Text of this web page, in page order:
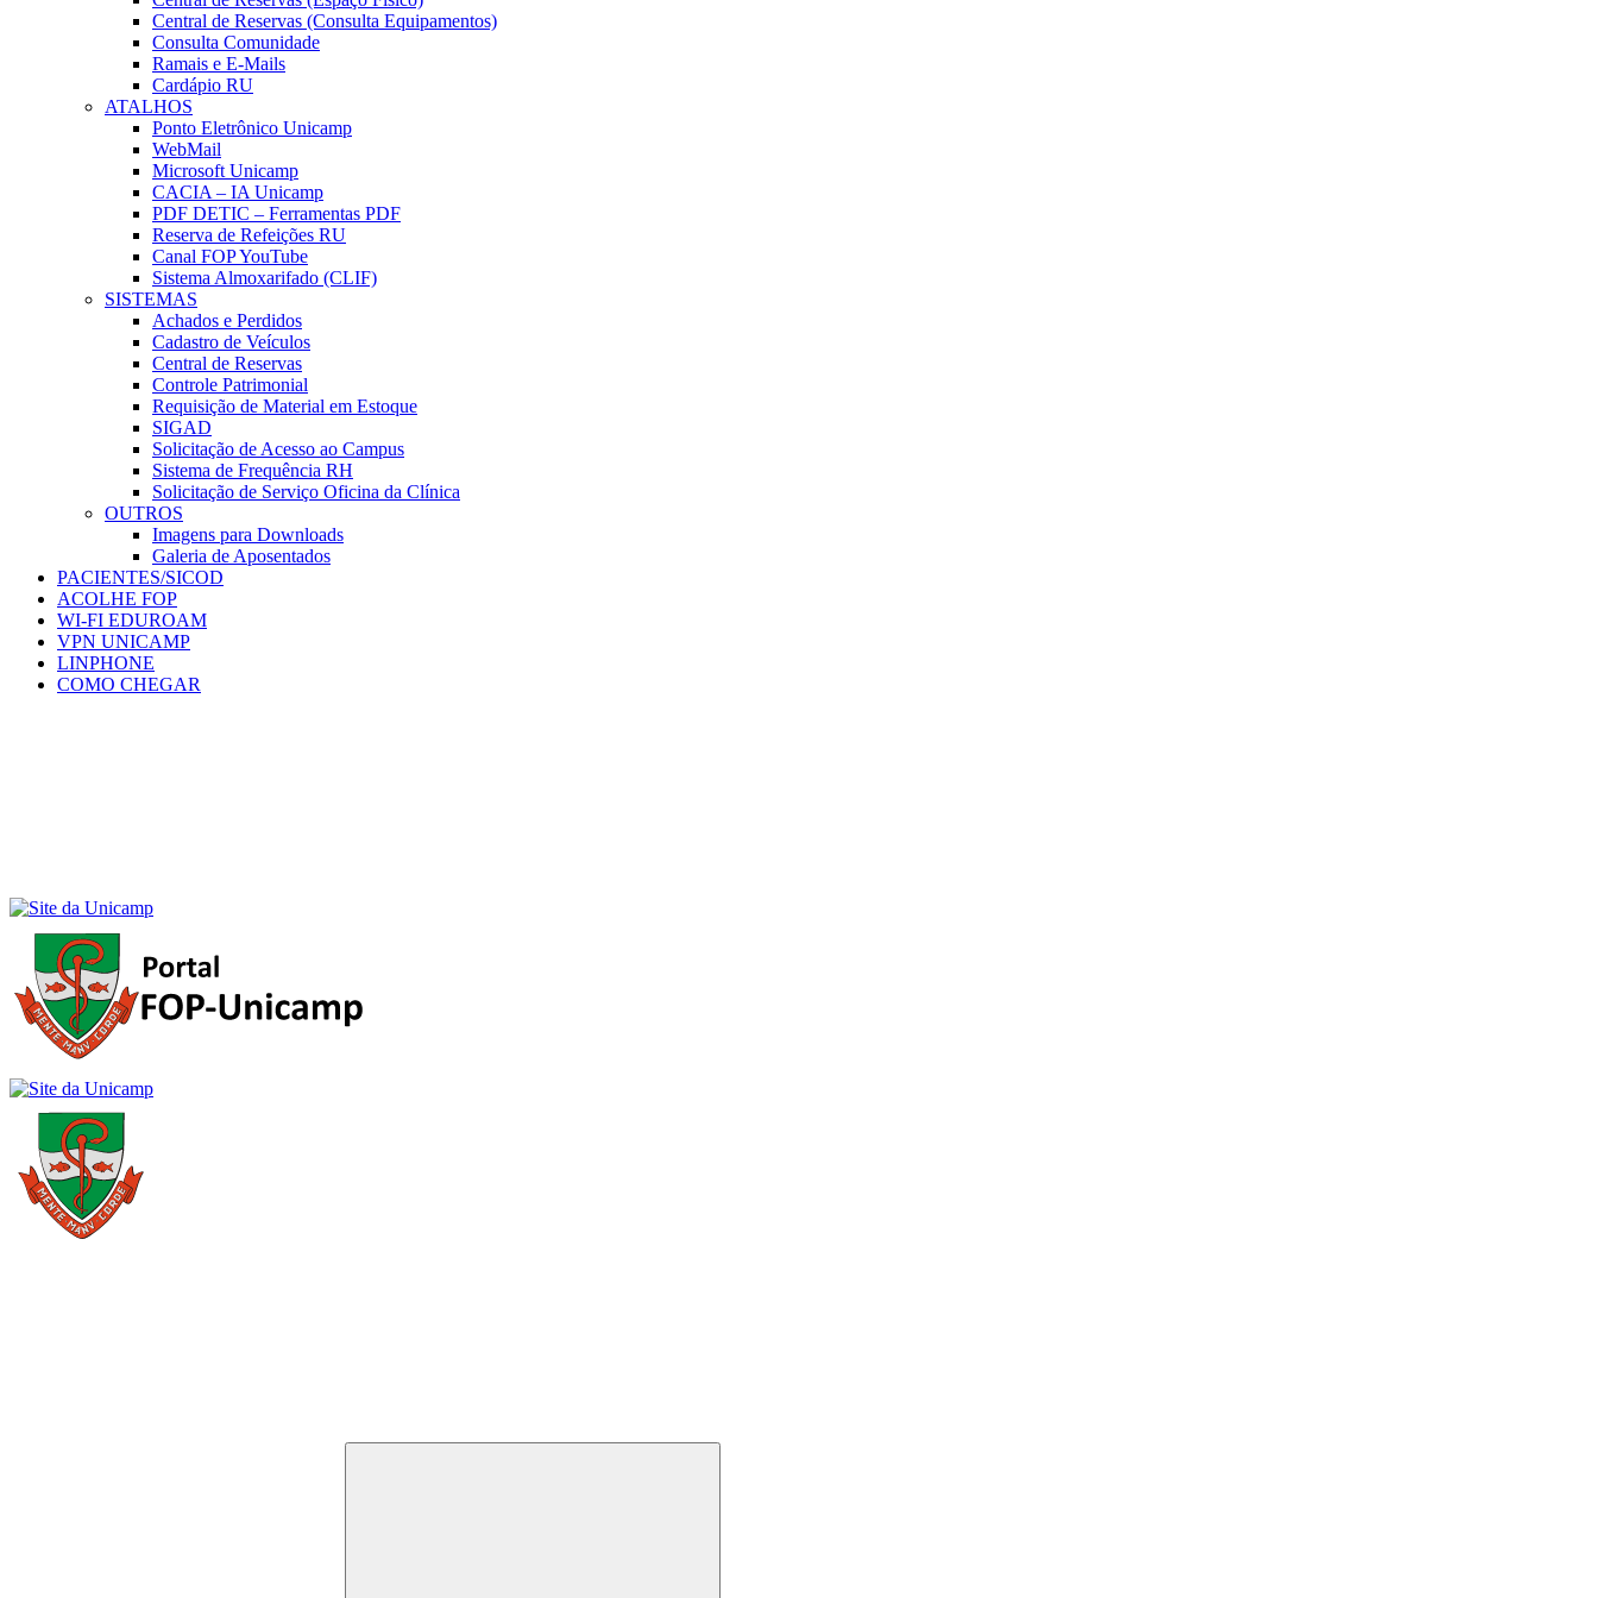
Central de Reservas (Consulta Equipamentos)
Consulta Comunidade
Ramais e E-Mails
Cardápio RU
ATALHOS
Ponto Eletrônico Unicamp
WebMail
Microsoft Unicamp
CACIA – IA Unicamp
PDF DETIC – Ferramentas PDF
Reserva de Refeições RU
Canal FOP YouTube
Sistema Almoxarifado (CLIF)
SISTEMAS
Achados e Perdidos
Cadastro de Veículos
Central de Reservas
Controle Patrimonial
Requisição de Material em Estoque
SIGAD
Solicitação de Acesso ao Campus
Sistema de Frequência RH
Solicitação de Serviço Oficina da Clínica
OUTROS
Imagens para Downloads
Galeria de Aposentados
PACIENTES/SICOD
ACOLHE FOP
WI-FI EDUROAM
VPN UNICAMP
LINPHONE
COMO CHEGAR